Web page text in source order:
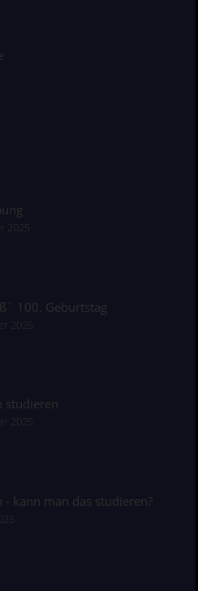
2025
100. Geburtstag
2025
studieren
2025
- kann man das studieren?